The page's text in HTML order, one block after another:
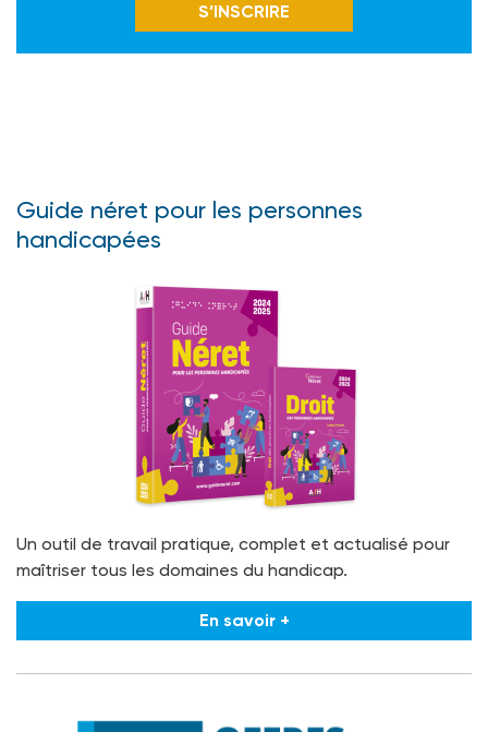
S’INSCRIRE
Guide néret pour les personnes
handicapées
Un outil de travail pratique, complet et actualisé pour
maîtriser tous les domaines du handicap.
En savoir +